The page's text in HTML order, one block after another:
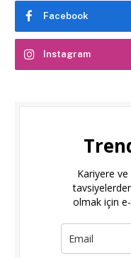
Facebook
Instagram
Kariyere
olmak için